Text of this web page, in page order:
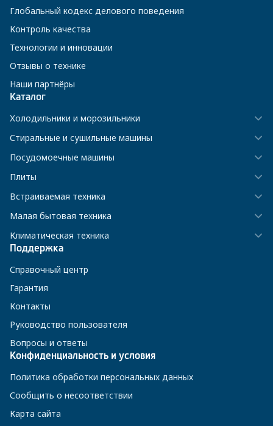
Глобальный кодекс делового поведения
Контроль качества
Технологии и инновации
Отзывы о технике
Наши партнёры
Каталог
Холодильники и морозильники
Стиральные и сушильные машины
Посудомоечные машины
Плиты
Встраиваемая техника
Малая бытовая техника
Климатическая техника
Поддержка
Справочный центр
Гарантия
Контакты
Руководство пользователя
Вопросы и ответы
Конфиденциальность и условия
Политика обработки персональных данных
Сообщить о несоответствии
Карта сайта